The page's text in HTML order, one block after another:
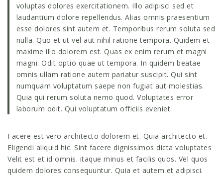
voluptas dolores exercitationem. Illo adipisci sed et
laudantium dolore repellendus. Alias omnis praesentium
esse dolores sint autem et. Temporibus rerum soluta sed
nulla. Quo et ut vel aut nihil ratione tempora. Quidem et
maxime illo dolorem est. Quas ex enim rerum et magni
magni. Odit optio quae ut tempora. In quidem beatae
omnis ullam ratione autem pariatur suscipit. Qui sint
numquam voluptatum saepe non fugiat aut molestias.
Quia qui rerum soluta nemo quod. Voluptates error
laborum odit. Qui voluptatum officiis eveniet.
Facere est vero architecto dolorem et. Quia architecto et.
Eligendi aliquid hic. Sint facere dignissimos dicta voluptates
Velit est et id omnis. itaque minus et facilis quos. Vel quos
quidem dolores consequuntur. Quia et autem et adipisci.